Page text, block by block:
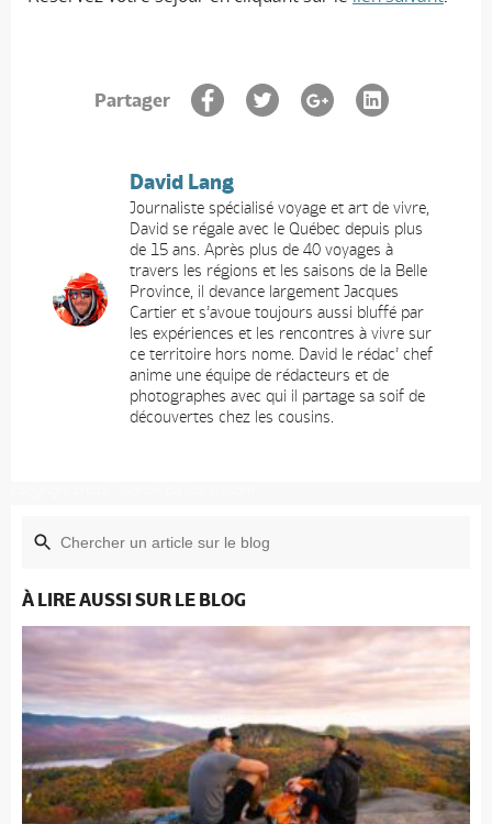
Partager
David Lang
Journaliste spécialisé voyage et art de vivre,
David se régale avec le Québec depuis plus
de 15 ans. Après plus de 40 voyages à
travers les régions et les saisons de la Belle
Province, il devance largement Jacques
Cartier et s’avoue toujours aussi bluffé par
les expériences et les rencontres à vivre sur
ce territoire hors nome. David le rédac’ chef
anime une équipe de rédacteurs et de
photographes avec qui il partage sa soif de
découvertes chez les cousins.
À LIRE AUSSI SUR LE BLOG